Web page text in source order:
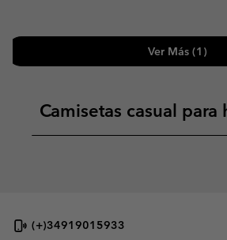
Ver Más (1)
Camisetas casual para
(+)34919015933